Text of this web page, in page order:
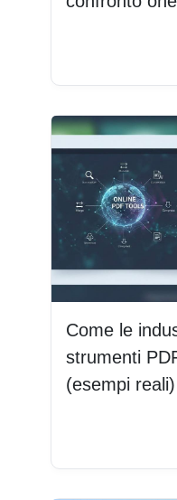
Come le
strumenti
(esempi reali)